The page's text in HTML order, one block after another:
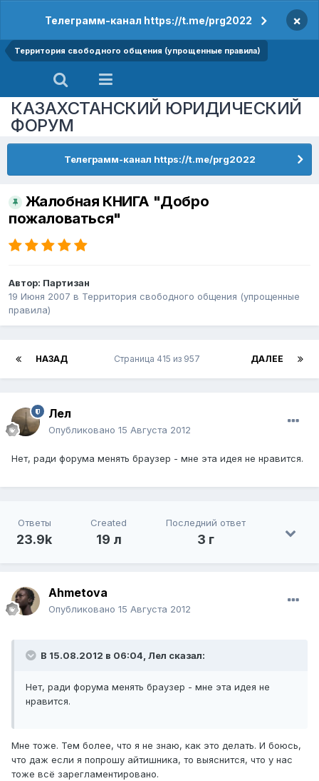
Телеграмм-канал https://t.me/prg2022 ×
Территория свободного общения (упрощенные правила)
КАЗАХСТАНСКИЙ ЮРИДИЧЕСКИЙ
ФОРУМ
Телеграмм-канал https://t.me/prg2022
Жалобная КНИГА "Добро
пожаловаться"
Автор: Партизан
19 Июня 2007 в Территория свободного общения (упрощенные
правила)
НАЗАД ДАЛЕЕ
Страница 415 из 957
Лел
Опубликовано 15 Августа 2012
Нет, ради форума менять браузер - мне эта идея не нравится.
Ответы
23.9k
Created
19 л
Последний ответ
3 г
Ahmetova
Опубликовано 15 Августа 2012
В 15.08.2012 в 06:04, Лел сказал:
Нет, ради форума менять браузер - мне эта идея не
нравится.
Мне тоже. Тем более, что я не знаю, как это делать. И боюсь,
что даж если я попрошу айтишника, то выяснится, что у нас
тоже всё зарегламентировано.